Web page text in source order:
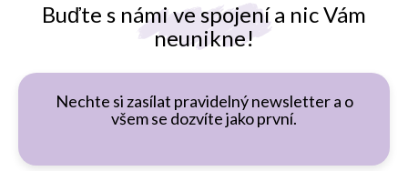
Buďte s námi ve spojení a nic Vám
neunikne!
Nechte si zasílat pravidelný newsletter a o
všem se dozvíte jako první.